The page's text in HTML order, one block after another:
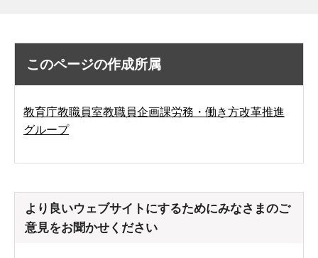
このページの作成所属
教育庁教職員室教職員企画課労務・働き方改革推進
グループ
より良いウェブサイトにするためにみなさまのご
意見をお聞かせください